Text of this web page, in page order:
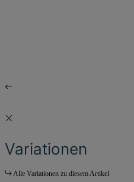
Variationen
Alle Variationen zu diesem Artikel